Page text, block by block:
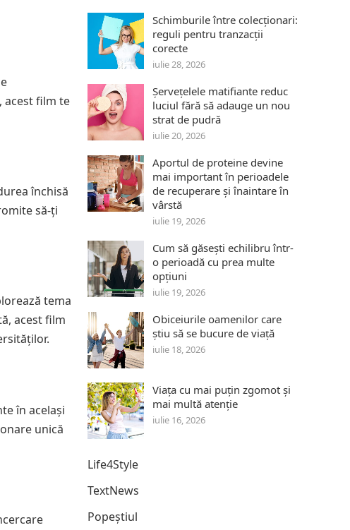
acest film te
închisă
să-ți
tema
acest film
în același
unică
Schimburile între colecționari:
reguli pentru tranzacții
corecte
iulie 28, 2026
Șervețelele matifiante reduc
luciul fără să adauge un nou
strat de pudră
iulie 20, 2026
Aportul de proteine devine
mai important în perioadele
de recuperare și înaintare în
vârstă
iulie 19, 2026
Cum să găsești echilibru într-
o perioadă cu prea multe
opțiuni
iulie 19, 2026
Obiceiurile oamenilor care
știu să se bucure de viață
iulie 18, 2026
Viața cu mai puțin zgomot și
mai multă atenție
iulie 16, 2026
Life4Style
TextNews
Popeștiul